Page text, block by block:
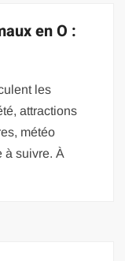
en O :
les
attractions
météo
à suivre. À